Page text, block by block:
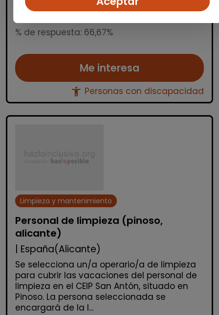
horario de mañana, tarde y noche. Damos
% de respuesta: 66,67%
Me interesa
accessibility_new Personas con discapacidad
Limpieza y mantenimiento
Personal de limpieza (pinoso,
alicante)
| España(Alicante)
Se selecciona un/a operario/a de limpieza
para cubrir las vacaciones del personal de
limpieza en el CEIP San Antón, situado en
Pinoso. La persona seleccionada se
encargará de la l...